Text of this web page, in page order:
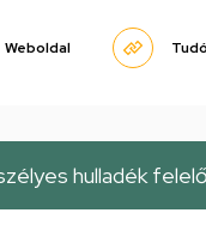
Weboldal
hulladék